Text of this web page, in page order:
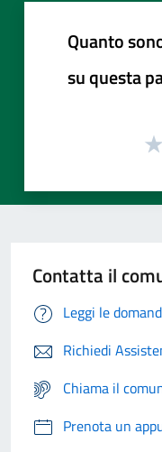
Quanto
su questa
Contatta il
Leggi le
Richiedi
Chiama il
Prenota un